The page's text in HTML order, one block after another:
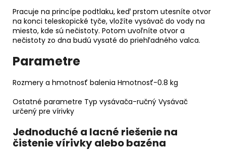
Pracuje na princípe podtlaku, keď prstom utesníte otvor
na konci teleskopické tyče, vložíte vysávač do vody na
miesto, kde sú nečistoty. Potom uvoľníte otvor a
nečistoty zo dna budú vysaté do priehľadného valca.
Parametre
Rozmery a hmotnosť balenia Hmotnosť-0.8 kg
Ostatné parametre Typ vysávača-ručný Vysávač
určený pre vírivky
Jednoduché a lacné riešenie na
čistenie vírivky alebo bazéna